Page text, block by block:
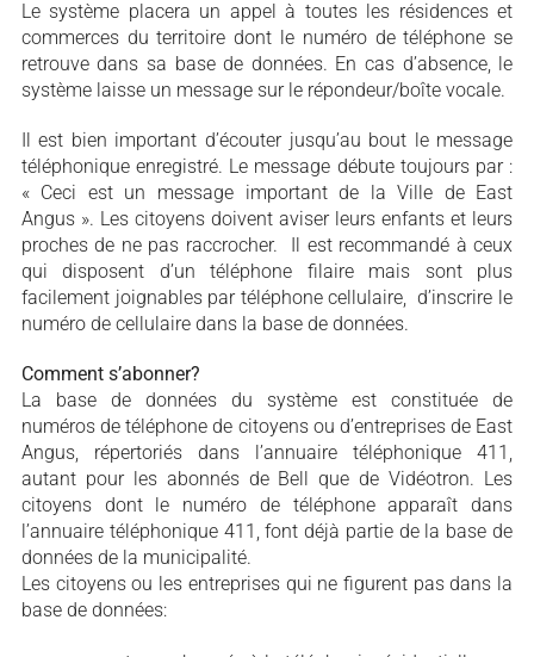
Le système placera un appel à toutes les résidences et
commerces du territoire dont le numéro de téléphone se
retrouve dans sa base de données. En cas d’absence, le
système laisse un message sur le répondeur/boîte vocale.
Il est bien important d’écouter jusqu’au bout le message
téléphonique enregistré. Le message débute toujours par :
« Ceci est un message important de la Ville de East
Angus ». Les citoyens doivent aviser leurs enfants et leurs
proches de ne pas raccrocher. Il est recommandé à ceux
qui disposent d’un téléphone filaire mais sont plus
facilement joignables par téléphone cellulaire, d’inscrire le
numéro de cellulaire dans la base de données.
Comment s’abonner?
La base de données du système est constituée de
numéros de téléphone de citoyens ou d’entreprises de East
Angus, répertoriés dans l’annuaire téléphonique 411,
autant pour les abonnés de Bell que de Vidéotron. Les
citoyens dont le numéro de téléphone apparaît dans
l’annuaire téléphonique 411, font déjà partie de la base de
données de la municipalité.
Les citoyens ou les entreprises qui ne figurent pas dans la
base de données: